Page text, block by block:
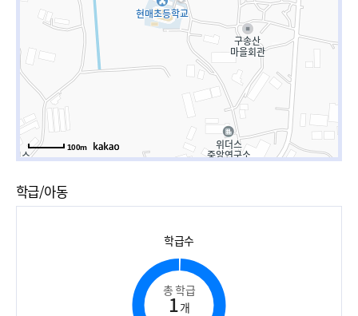
100m
학급/아동
학급수
총 학급
1개